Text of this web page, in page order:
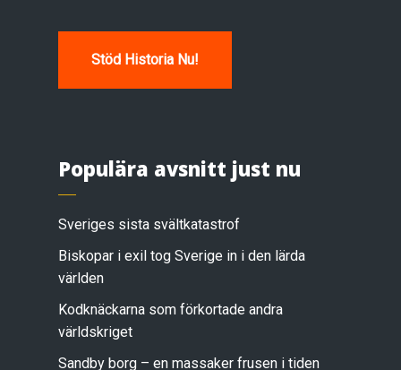
Stöd Historia Nu!
Populära avsnitt just nu
Sveriges sista svältkatastrof
Biskopar i exil tog Sverige in i den lärda
världen
Kodknäckarna som förkortade andra
världskriget
Sandby borg – en massaker frusen i tiden